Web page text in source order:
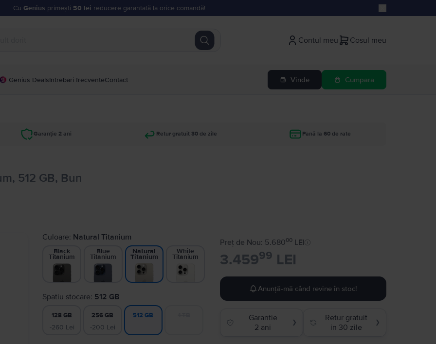
Cu Genius primești 50 lei reducere garantată la orice comandă!
Contul meu Cosul meu
Genius DealsIntrebari frecventeContact Vinde Cumpara
Garanție 2 ani Retur gratuit 30 de zile Până la 60 de rate
512 GB, Bun
Culoare: Natural Titanium
Black
Titanium
Blue
Titanium
Natural
Titanium
White
Titanium
Spatiu stocare: 512 GB
128 GB
-260 Lei
256 GB
-200 Lei
512 GB
Preț de Nou: 5.68000LEI
3.45999 LEI
Anunță-mă când revine în stoc!
Garantie
2 ani
❯
Retur gratuit
in 30 zile
❯